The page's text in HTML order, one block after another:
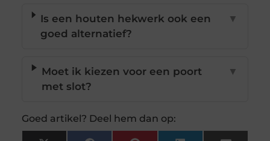
Is een houten hekwerk ook een
goed alternatief?
▼
Moet ik kiezen voor een poort
met slot?
▼
Goed artikel? Deel hem dan op: